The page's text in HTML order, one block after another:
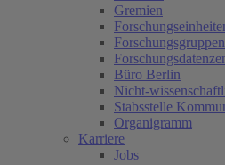
Gremien
Forschungsgruppen
Büro Berlin
Nicht-
Stabsstelle
Organigramm
Karriere
Jobs